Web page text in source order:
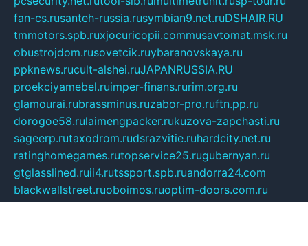
fan-cs.rusanteh-russia.rusymbian9.net.ruDSHAIR.RU
tmmotors.spb.ruxjocuricopii.commusavtomat.msk.ru
obustrojdom.rusovetcik.ruybaranovskaya.ru
ppknews.rucult-alshei.ruJAPANRUSSIA.RU
proekciyamebel.ruimper-finans.rurim.org.ru
glamourai.rubrassminus.ruzabor-pro.ruftn.pp.ru
dorogoe58.rulaimengpacker.rukuzova-zapchasti.ru
sageerp.rutaxodrom.rudsrazvitie.ruhardcity.net.ru
ratinghomegames.rutopservice25.rugubernyan.ru
gtglasslined.ruii4.rutssport.spb.ruandorra24.com
blackwallstreet.ruoboimos.ruoptim-doors.com.ru
ikuch.runycr.org.runpa21.ruvremya-ch.spb.ru